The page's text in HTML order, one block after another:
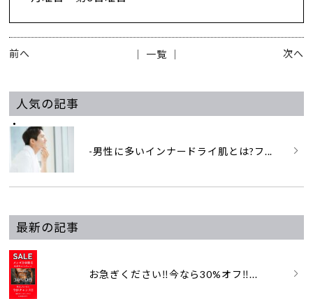
前へ 次へ
│ 一覧 │
人気の記事
-男性に多いインナードライ肌とは?フ...
最新の記事
お急ぎください‼️今なら30%オフ‼...